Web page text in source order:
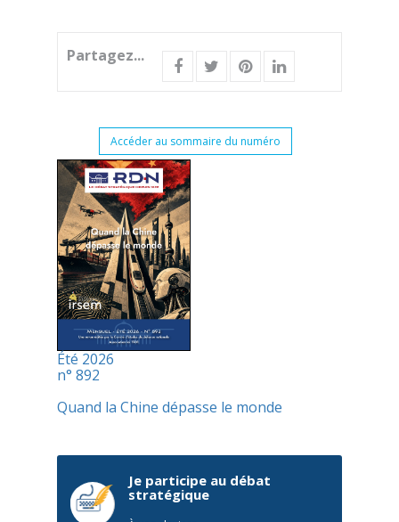
Partagez...
Accéder au sommaire du numéro
Été 2026
n° 892
Quand la Chine dépasse le monde
Je participe au débat
stratégique